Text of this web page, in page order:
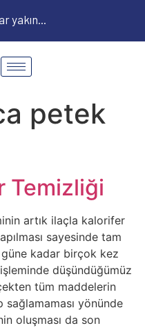
yakın...
petek
Temizliği
artık ilaçla kalorifer
sayesinde tam
kadar birçok kez
düşündüğümüz
tüm maddelerin
sağlamaması yönünde
oluşması da son